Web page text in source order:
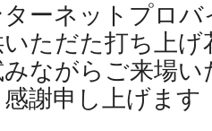
ーネットプロ
ただた打ち上
ながらご来場
謝申し上げます